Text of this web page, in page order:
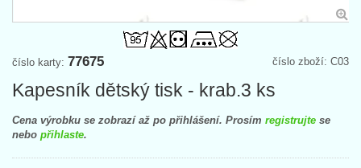
číslo zboží: C03
číslo karty: 77675
Kapesník dětský tisk - krab.3 ks
Cena výrobku se zobrazí až po přihlášení. Prosím registrujte se
nebo přihlaste.